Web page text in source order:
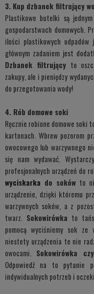
3. Kup dzbanek filtrujący
Plastikowe butelki są
gospodarstwach domowych.
ilości plastikowych odpadów
głównym zadaniem jest
Dzbanek filtrujący to
zakupy, ale i pieniędzy
do przegotowania wody!
4. Rób domowe soki
Ręcznie robione domowe soki
kartonach. Wbrew pozorom
owocowego lub warzywnego
się nam wydawać.
profesjonalnych urządzeń do
wyciskarka do soków to
urządzenie, dzięki któremu
warzywnych soków, a z
twarz. Sokowirówka to
pomocą wyciśniemy sok ze
niestety urządzenia te nie
owocami. Sokowirówka
Odpowiedź na to pytanie
indywidualnych potrzeb i